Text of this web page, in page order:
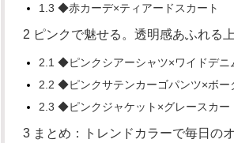
1.3 ◆赤カーデ×ティアードスカート
2 ピンクで魅せる。透明感あふれる
2.1 ◆ピンクシアーシャツ×ワイドデニ
2.2 ◆ピンクサテンカーゴパンツ×ボー
2.3 ◆ピンクジャケット×グレースカー
3 まとめ：トレンドカラーで毎日の